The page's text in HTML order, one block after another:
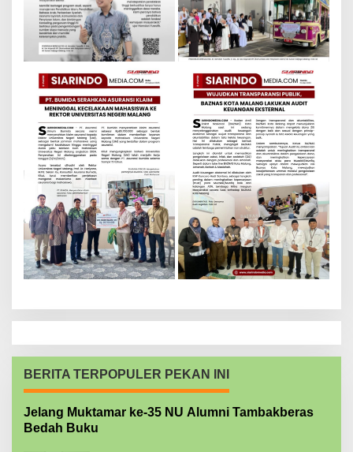
BERITA TERPOPULER PEKAN INI
Jelang Muktamar ke-35 NU Alumni Tambakberas
Bedah Buku